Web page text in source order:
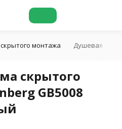
монтажа Душевая
скрытого
GB5008